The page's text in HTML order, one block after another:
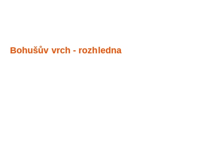
Bohušův vrch - rozhledna